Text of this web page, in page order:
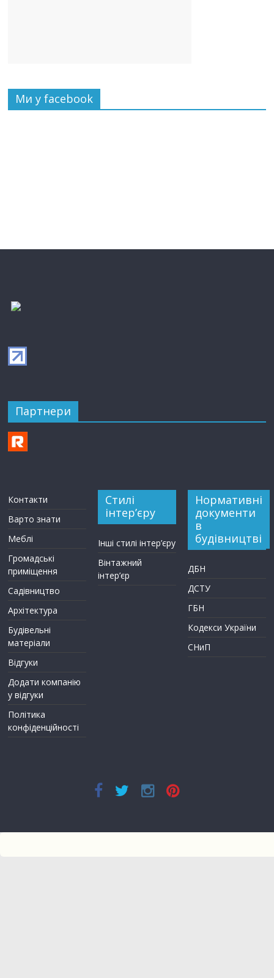
Ми у facebook
Партнери
Контакти
Варто знати
Меблі
Громадські
приміщення
Садівництво
Архітектура
Будівельні
матеріали
Відгуки
Додати компанію
у відгуки
Політика
конфіденційності
Стилі
інтер’єру
Інші стилі інтер’єру
Вінтажний
інтер’єр
Нормативні
документи
в
будівництві
ДБН
ДСТУ
ГБН
Кодекси України
СНиП